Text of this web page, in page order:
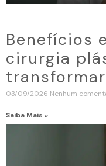
Benefícios
cirurgia
03/09/2026 Nenhum
Saiba Mais »